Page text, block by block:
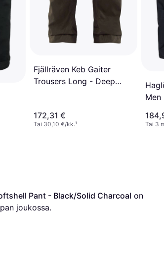
Fjällräven Keb Gaiter
Trousers Long - Deep
172,31 €
Tai 30,10 €/kk.¹
Men
Tai 3
Pant - Black/Solid Charcoal
joukossa.